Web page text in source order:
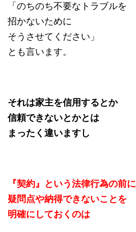
「のちのち不要なトラブルを
招かないために
そうさせてください」
とも言います。
それは家主を信用するとか
信頼できないとかとは
まったく違いますし
『契約』という法律行為の前に
疑問点や納得できないことを
明確にしておくのは